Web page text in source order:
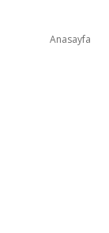
Anasayfa